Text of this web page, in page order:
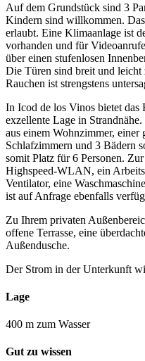
Auf dem Grundstück sind 3
Kindern sind willkommen.
erlaubt. Eine Klimaanlage ist
vorhanden und für
über einen stufenlosen
Die Türen sind breit und
Rauchen ist strengstens
In Icod de los Vinos bietet das
exzellente Lage in
aus einem Wohnzimmer, einer
Schlafzimmern und 3 Bädern
somit Platz für 6 Personen.
Highspeed-WLAN, ein
Ventilator, eine
ist auf Anfrage ebenfalls
Zu Ihrem privaten
offene Terrasse, eine
Außendusche.
Der Strom in der Unterkunft
Lage
400 m zum Wasser
Gut zu wissen